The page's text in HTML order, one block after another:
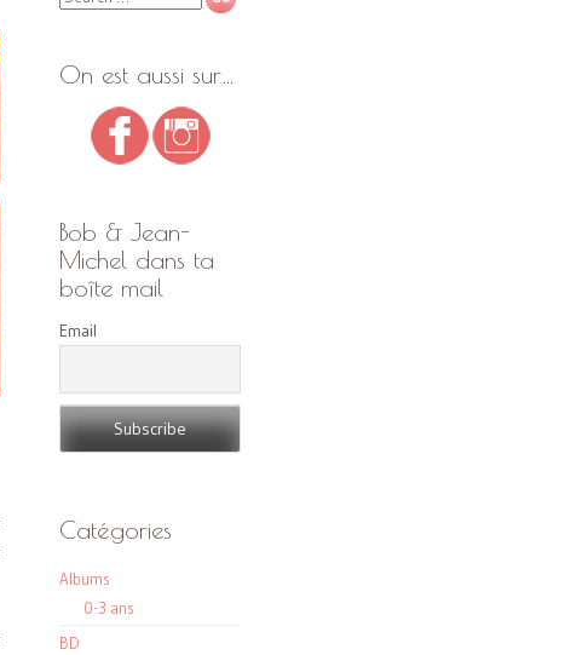
On est aussi sur…
Bob & Jean-
Michel dans ta
boîte mail
Email
Catégories
Albums
0-3 ans
BD